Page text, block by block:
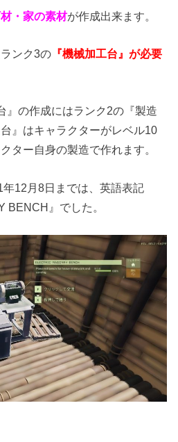
・家の素材が作成出来ます。
ンク3の 『機械加工台』が必要
』の作成にはランク2の『製造
』はキャラクターがレベル10
ター自身の製造で作れます。
年12月8日までは、英語表記
BENCH』でした。